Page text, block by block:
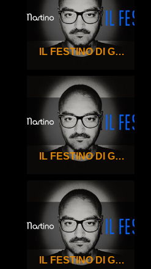
IL FESTINO DI GIGI DE MARTINO – 100°
IL FESTINO DI GIGI DE MARTINO – 99°
IL FESTINO DI GIGI DE MARTINO – 98°